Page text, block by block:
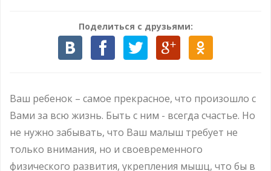
Поделиться с друзьями:
Ваш ребенок – самое прекрасное, что произошло с
Вами за всю жизнь. Быть с ним - всегда счастье. Но
не нужно забывать, что Ваш малыш требует не
только внимания, но и своевременного
физического развития, укрепления мышц, что бы в